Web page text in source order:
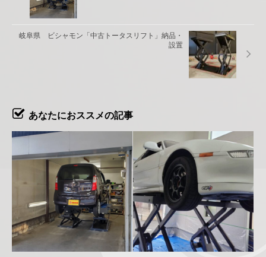
岐阜県 ビシャモン「中古トータスリフト」納品・
設置
あなたにおススメの記事